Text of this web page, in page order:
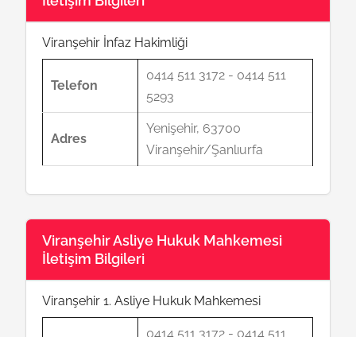
Viranşehir İnfaz Hakimliği
Telefon
0414 511 3172 - 0414 511
5293
Adres
Yenişehir, 63700
Viranşehir/Şanlıurfa
Viranşehir Asliye Hukuk Mahkemesi
İletişim Bilgileri
Viranşehir 1. Asliye Hukuk Mahkemesi
0414 511 3172 - 0414 511